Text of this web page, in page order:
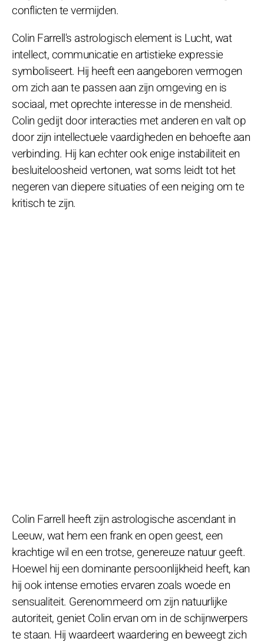
conflicten te vermijden.
Colin Farrell's astrologisch element is Lucht, wat
intellect, communicatie en artistieke expressie
symboliseert. Hij heeft een aangeboren vermogen
om zich aan te passen aan zijn omgeving en is
sociaal, met oprechte interesse in de mensheid.
Colin gedijt door interacties met anderen en valt op
door zijn intellectuele vaardigheden en behoefte aan
verbinding. Hij kan echter ook enige instabiliteit en
besluiteloosheid vertonen, wat soms leidt tot het
negeren van diepere situaties of een neiging om te
kritisch te zijn.
Colin Farrell heeft zijn astrologische ascendant in
Leeuw, wat hem een frank en open geest, een
krachtige wil en een trotse, genereuze natuur geeft.
Hoewel hij een dominante persoonlijkheid heeft, kan
hij ook intense emoties ervaren zoals woede en
sensualiteit. Gerenommeerd om zijn natuurlijke
autoriteit, geniet Colin ervan om in de schijnwerpers
te staan. Hij waardeert waardering en beweegt zich